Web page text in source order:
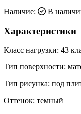
Наличие:
В
Характеристики
Класс нагрузки: 43
Тип поверхности:
Тип рисунка: под
Оттенок: темный